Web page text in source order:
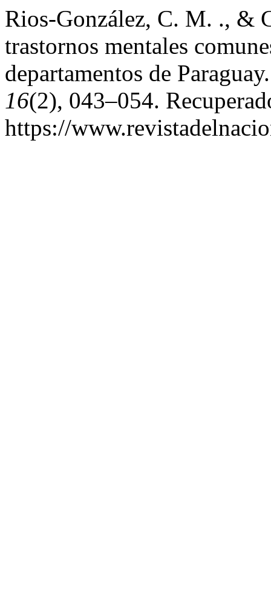
Rios-González, C. M. ., &
trastornos mentales
departamentos de
16(2), 043–054.
https://